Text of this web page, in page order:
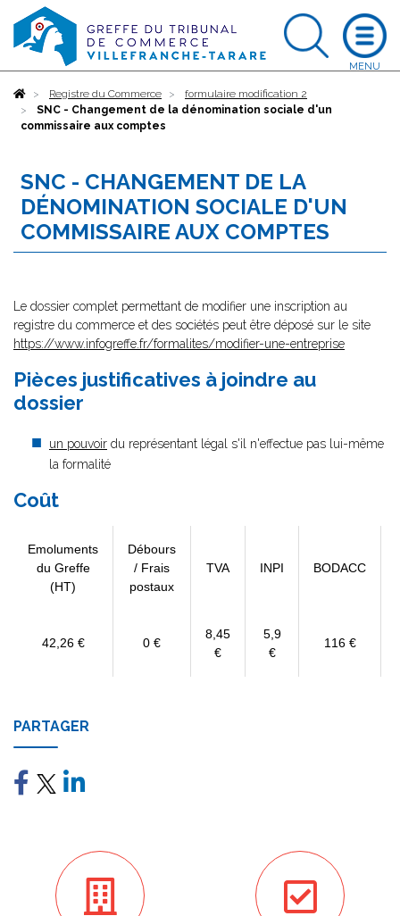
AccueilRegistre du Commerce
formulaire modification 2
SNC - Changement de la dénomination sociale d'un
commissaire aux comptes
SNC - CHANGEMENT DE LA
DÉNOMINATION SOCIALE D'UN
COMMISSAIRE AUX COMPTES
Le dossier complet permettant de modifier une inscription au
registre du commerce et des sociétés peut être déposé sur le site
https://www.infogreffe.fr/formalites/modifier-une-entreprise
Pièces justificatives à joindre au
dossier
un pouvoir du représentant légal s'il n'effectue pas lui-même
la formalité
Coût
Emoluments
du Greffe
(HT)
Débours
/ Frais
postaux
TVA INPI BODACC
42,26 € 0 €
8,45
€
5,9
€
116 €
PARTAGER